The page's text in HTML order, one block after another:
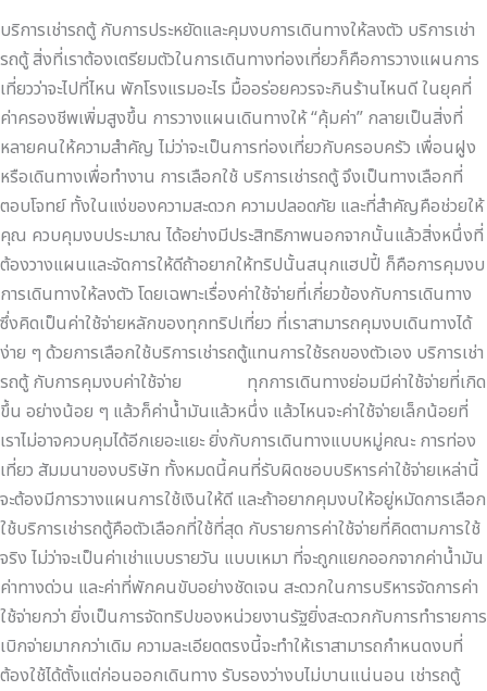
บริการเช่ารถตู้ กับการประหยัดและคุมงบการเดินทางให้ลงตัว บริการเช่า
รถตู้ สิ่งที่เราต้องเตรียมตัวในการเดินทางท่องเที่ยวก็คือการวางแผนการ
เที่ยวว่าจะไปที่ไหน พักโรงแรมอะไร มื้ออร่อยควรจะกินร้านไหนดี ในยุคที่
ค่าครองชีพเพิ่มสูงขึ้น การวางแผนเดินทางให้ “คุ้มค่า” กลายเป็นสิ่งที่
หลายคนให้ความสำคัญ ไม่ว่าจะเป็นการท่องเที่ยวกับครอบครัว เพื่อนฝูง
หรือเดินทางเพื่อทำงาน การเลือกใช้ บริการเช่ารถตู้ จึงเป็นทางเลือกที่
ตอบโจทย์ ทั้งในแง่ของความสะดวก ความปลอดภัย และที่สำคัญคือช่วยให้
คุณ ควบคุมงบประมาณ ได้อย่างมีประสิทธิภาพนอกจากนั้นแล้วสิ่งหนึ่งที่
ต้องวางแผนและจัดการให้ดีถ้าอยากให้ทริปนั้นสนุกแฮปปี้ ก็คือการคุมงบ
การเดินทางให้ลงตัว โดยเฉพาะเรื่องค่าใช้จ่ายที่เกี่ยวข้องกับการเดินทาง
ซึ่งคิดเป็นค่าใช้จ่ายหลักของทุกทริปเที่ยว ที่เราสามารถคุมงบเดินทางได้
ง่าย ๆ ด้วยการเลือกใช้บริการเช่ารถตู้แทนการใช้รถของตัวเอง บริการเช่า
รถตู้ กับการคุมงบค่าใช้จ่าย ทุกการเดินทางย่อมมีค่าใช้จ่ายที่เกิด
ขึ้น อย่างน้อย ๆ แล้วก็ค่าน้ำมันแล้วหนึ่ง แล้วไหนจะค่าใช้จ่ายเล็กน้อยที่
เราไม่อาจควบคุมได้อีกเยอะแยะ ยิ่งกับการเดินทางแบบหมู่คณะ การท่อง
เที่ยว สัมมนาของบริษัท ทั้งหมดนี้คนที่รับผิดชอบบริหารค่าใช้จ่ายเหล่านี้
จะต้องมีการวางแผนการใช้เงินให้ดี และถ้าอยากคุมงบให้อยู่หมัดการเลือก
ใช้บริการเช่ารถตู้คือตัวเลือกที่ใช้ที่สุด กับรายการค่าใช้จ่ายที่คิดตามการใช้
จริง ไม่ว่าจะเป็นค่าเช่าแบบรายวัน แบบเหมา ที่จะถูกแยกออกจากค่าน้ำมัน
ค่าทางด่วน และค่าที่พักคนขับอย่างชัดเจน สะดวกในการบริหารจัดการค่า
ใช้จ่ายกว่า ยิ่งเป็นการจัดทริปของหน่วยงานรัฐยิ่งสะดวกกับการทำรายการ
เบิกจ่ายมากกว่าเดิม ความละเอียดตรงนี้จะทำให้เราสามารถกำหนดงบที่
ต้องใช้ได้ตั้งแต่ก่อนออกเดินทาง รับรองว่างบไม่บานแน่นอน เช่ารถตู้